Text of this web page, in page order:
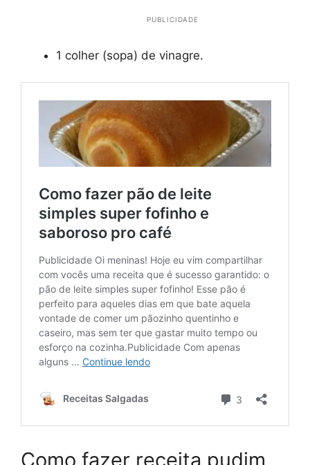
PUBLICIDADE
1 colher (sopa) de vinagre.
Como fazer receita pudim